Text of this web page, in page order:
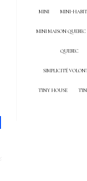
MINI MINI-
MINI MAISON QUEBEC
QUEBEC
SIMPLICITÉ
TINY HOUSE